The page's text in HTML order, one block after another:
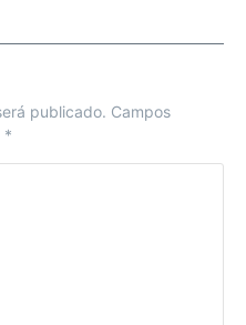
publicado. Campos
*